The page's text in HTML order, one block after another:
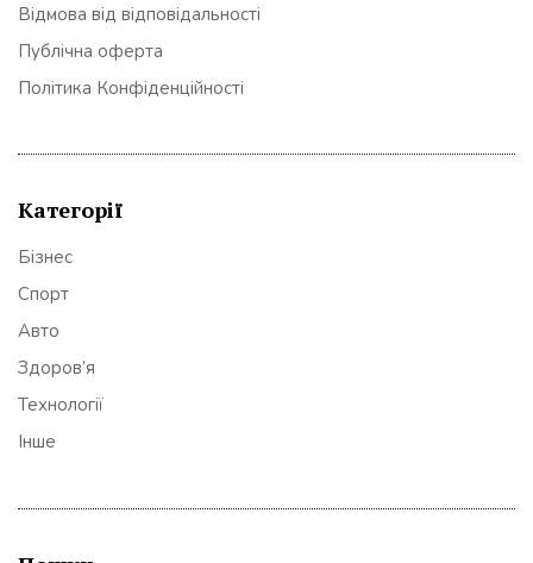
Відмова від відповідальності
Публічна оферта
Політика Конфіденційності
Категорії
Бізнес
Спорт
Авто
Здоров’я
Технології
Інше